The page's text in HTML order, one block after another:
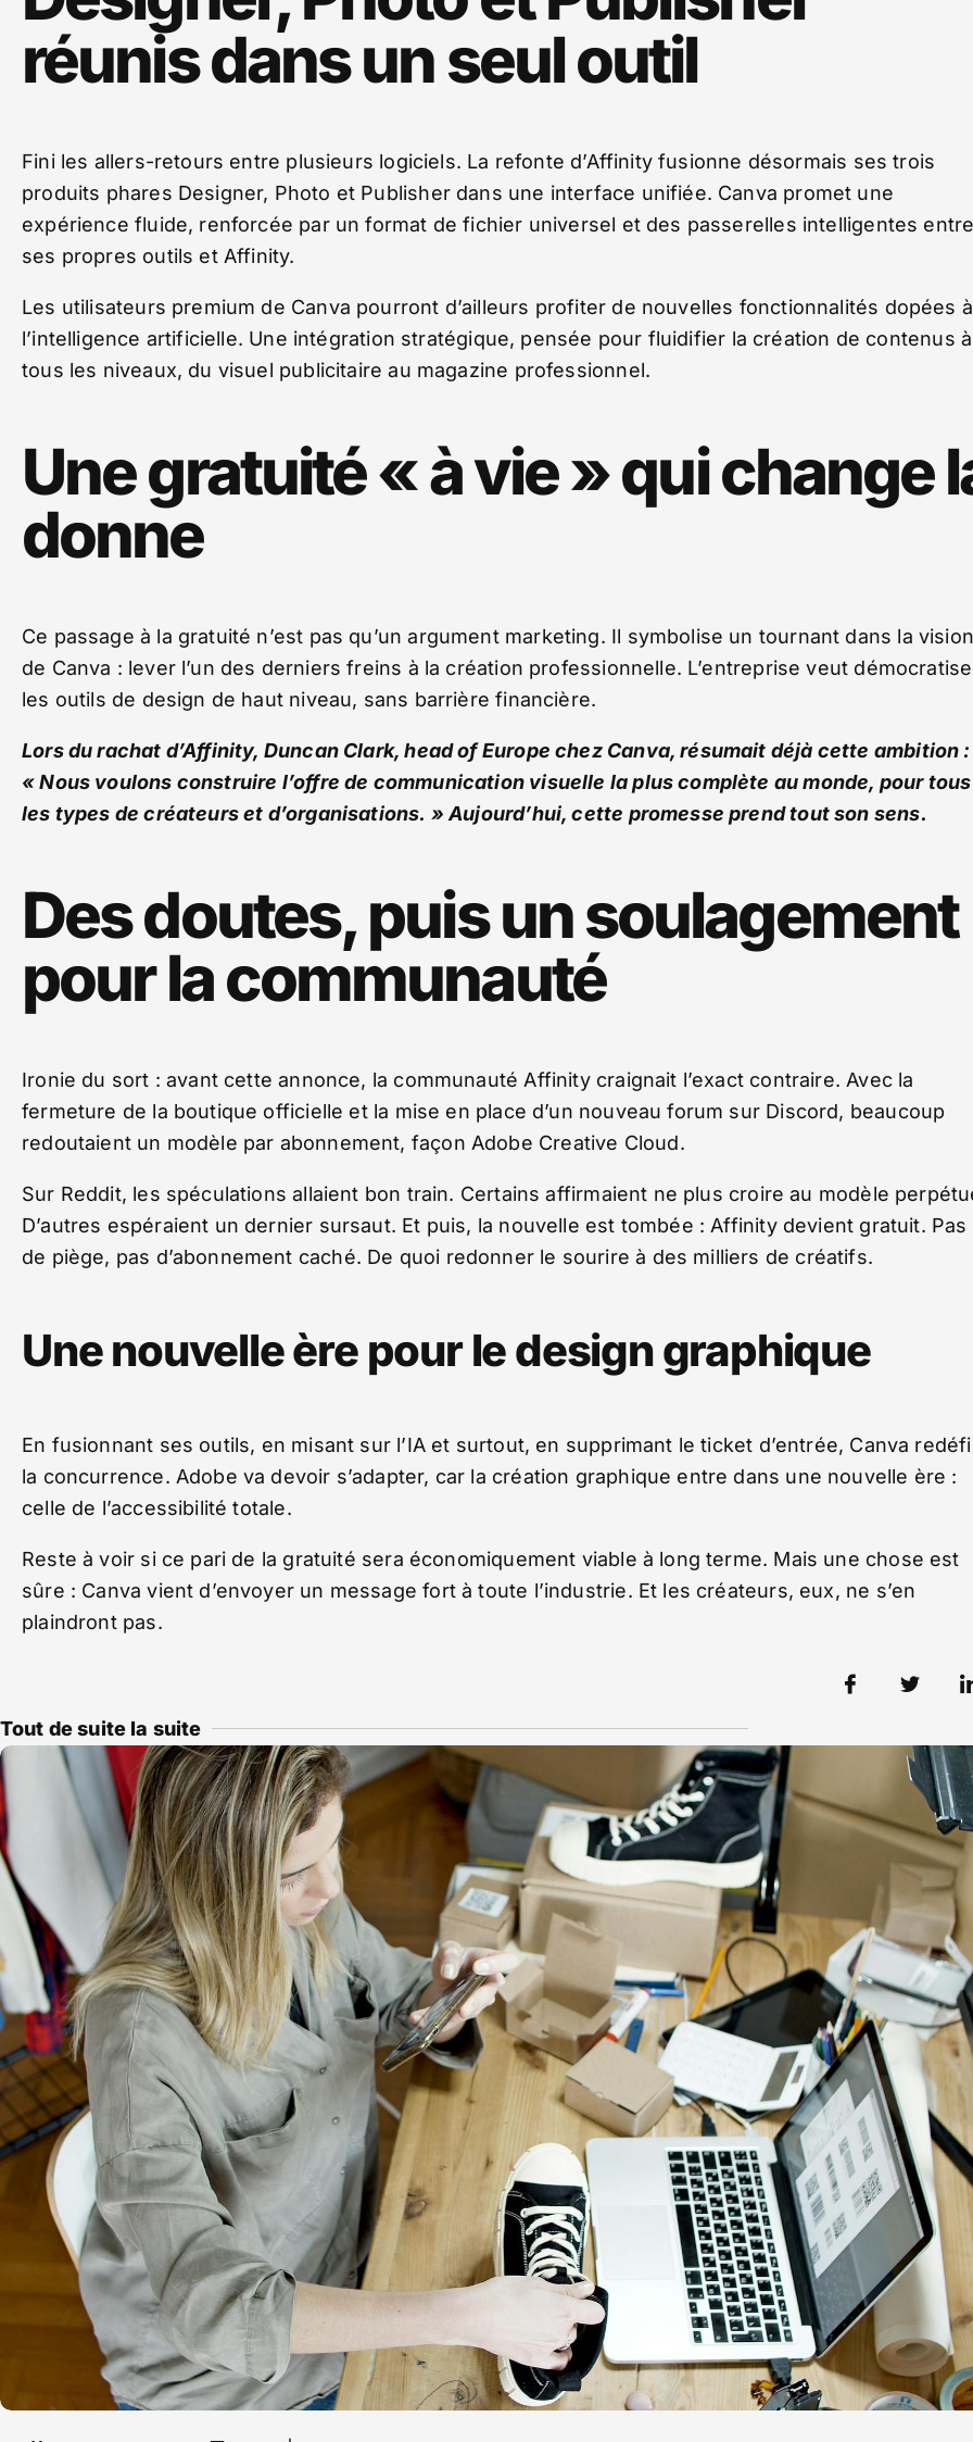
réunis dans un seul outil
Fini les allers-retours entre plusieurs logiciels. La refonte d’Affinity fusionne désormais ses trois
produits phares Designer, Photo et Publisher dans une interface unifiée. Canva promet une
expérience fluide, renforcée par un format de fichier universel et des passerelles intelligentes
ses propres outils et Affinity.
Les utilisateurs premium de Canva pourront d’ailleurs profiter de nouvelles fonctionnalités dopées à
l’intelligence artificielle. Une intégration stratégique, pensée pour fluidifier la création de contenus à
tous les niveaux, du visuel publicitaire au magazine professionnel.
Une gratuité « à vie » qui change
donne
Ce passage à la gratuité n’est pas qu’un argument marketing. Il symbolise un tournant dans la vision
de Canva : lever l’un des derniers freins à la création professionnelle. L’entreprise veut
les outils de design de haut niveau, sans barrière financière.
Lors du rachat d’Affinity, Duncan Clark, head of Europe chez Canva, résumait déjà cette ambition :
« Nous voulons construire l’offre de communication visuelle la plus complète au monde, pour tous
les types de créateurs et d’organisations. » Aujourd’hui, cette promesse prend tout son sens.
Des doutes, puis un soulagement
pour la communauté
Ironie du sort : avant cette annonce, la communauté Affinity craignait l’exact contraire. Avec la
fermeture de la boutique officielle et la mise en place d’un nouveau forum sur Discord, beaucoup
redoutaient un modèle par abonnement, façon Adobe Creative Cloud.
Sur Reddit, les spéculations allaient bon train. Certains affirmaient ne plus croire au modèle
D’autres espéraient un dernier sursaut. Et puis, la nouvelle est tombée : Affinity devient gratuit. Pas
de piège, pas d’abonnement caché. De quoi redonner le sourire à des milliers de créatifs.
Une nouvelle ère pour le design graphique
En fusionnant ses outils, en misant sur l’IA et surtout, en supprimant le ticket d’entrée, Canva
la concurrence. Adobe va devoir s’adapter, car la création graphique entre dans une nouvelle ère :
celle de l’accessibilité totale.
Reste à voir si ce pari de la gratuité sera économiquement viable à long terme. Mais une chose est
sûre : Canva vient d’envoyer un message fort à toute l’industrie. Et les créateurs, eux, ne s’en
plaindront pas.
Tout de suite la suite